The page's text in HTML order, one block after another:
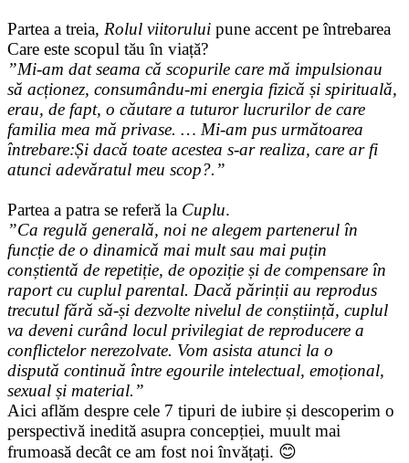
Partea a treia, Rolul viitorului pune accent pe întrebarea
Care este scopul tău în viață?
”Mi-am dat seama că scopurile care mă impulsionau
să acționez, consumându-mi energia fizică și spirituală,
erau, de fapt, o căutare a tuturor lucrurilor de care
familia mea mă privase. … Mi-am pus următoarea
întrebare:Și dacă toate acestea s-ar realiza, care ar fi
atunci adevăratul meu scop?.”
Partea a patra se referă la Cuplu.
”Ca regulă generală, noi ne alegem partenerul în
funcție de o dinamică mai mult sau mai puțin
conștientă de repetiție, de opoziție și de compensare în
raport cu cuplul parental. Dacă părinții au reprodus
trecutul fără să-și dezvolte nivelul de conștiință, cuplul
va deveni curând locul privilegiat de reproducere a
conflictelor nerezolvate. Vom asista atunci la o
dispută continuă între egourile intelectual, emoțional,
sexual și material.”
Aici aflăm despre cele 7 tipuri de iubire și descoperim o
perspectivă inedită asupra concepției, muult mai
frumoasă decât ce am fost noi învățați. 😊